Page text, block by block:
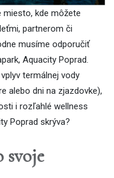
kde môžete
partnerom či
musíme odporučiť
Aquacity Poprad.
termálnej vody
alebo dni na zjazdovke),
i rozľahlé wellness
Poprad skrýva?
svoje